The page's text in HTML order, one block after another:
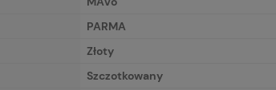
PARMA
Złoty
Szczotkowany